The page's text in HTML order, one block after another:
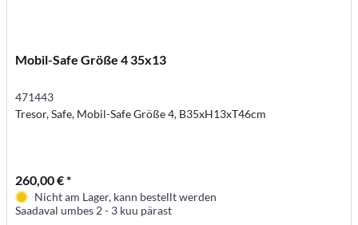
Mobil-Safe Größe 4 35x13
471443
Tresor, Safe, Mobil-Safe Größe 4, B35xH13xT46cm
260,00 € *
Nicht am Lager, kann bestellt werden
Saadaval umbes 2 - 3 kuu pärast